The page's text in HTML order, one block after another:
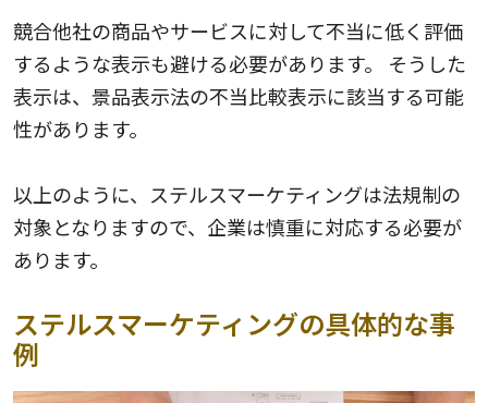
競合他社の商品やサービスに対して不当に低く評価
するような表示も避ける必要があります。 そうした
表示は、景品表示法の不当比較表示に該当する可能
性があります。
以上のように、ステルスマーケティングは法規制の
対象となりますので、企業は慎重に対応する必要が
あります。
ステルスマーケティングの具体的な事
例